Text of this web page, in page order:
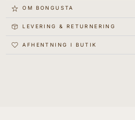
op.
Uanset om det er til personlig brug eller
Wash Cloth en luksuriøs oplevelse og spa-
Farve:Creme & Ink (Offwhite med
OM BONGUSTA
LEVERING & RETURNERING
AFHENTNING I BUTIK